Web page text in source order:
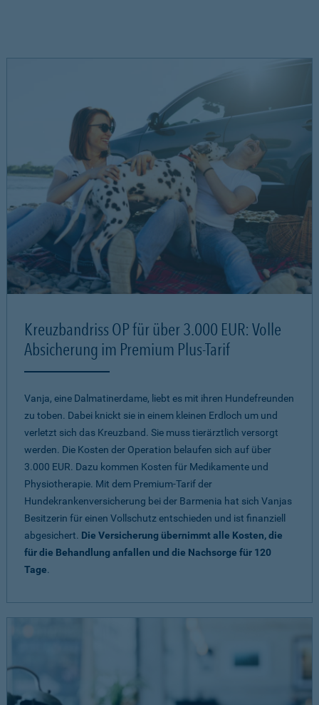
Kreuzbandriss OP für über 3.000 EUR: Volle
Absicherung im Premium Plus-Tarif
Vanja, eine Dalmatinerdame, liebt es mit ihren Hundefreunden
zu toben. Dabei knickt sie in einem kleinen Erdloch um und
verletzt sich das Kreuzband. Sie muss tierärztlich versorgt
werden. Die Kosten der Operation belaufen sich auf über
3.000 EUR. Dazu kommen Kosten für Medikamente und
Physiotherapie. Mit dem Premium-Tarif der
Hundekrankenversicherung bei der Barmenia hat sich Vanjas
Besitzerin für einen Vollschutz entschieden und ist finanziell
abgesichert. Die Versicherung übernimmt alle Kosten, die
für die Behandlung anfallen und die Nachsorge für 120
Tage.